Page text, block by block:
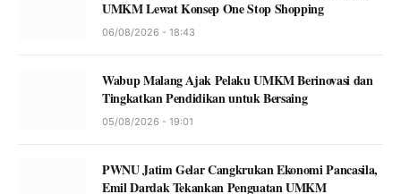
UMKM Lewat Konsep One Stop Shopping
06/08/2026 - 18:43
Wabup Malang Ajak Pelaku UMKM Berinovasi dan
Tingkatkan Pendidikan untuk Bersaing
05/08/2026 - 19:01
PWNU Jatim Gelar Cangkrukan Ekonomi Pancasila,
Emil Dardak Tekankan Penguatan UMKM